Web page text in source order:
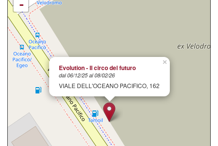
×
Evolution - Il circo del futuro
dal 06/12/25 al 08/02/26
VIALE DELL'OCEANO PACIFICO, 162
-